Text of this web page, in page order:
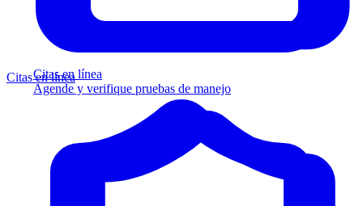
Citas en línea
Agende y verifique pruebas de manejo
Citas en línea